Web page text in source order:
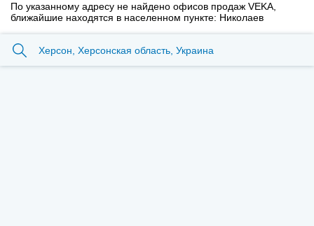
По указанному адресу не найдено офисов продаж VEKA,
ближайшие находятся в населенном пункте: Николаев